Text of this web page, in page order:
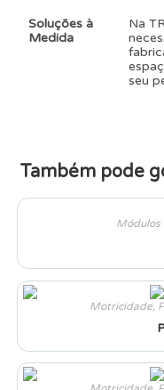
Soluções à
Medida
Na
seu
Também pode
Módulos
Motricidade,